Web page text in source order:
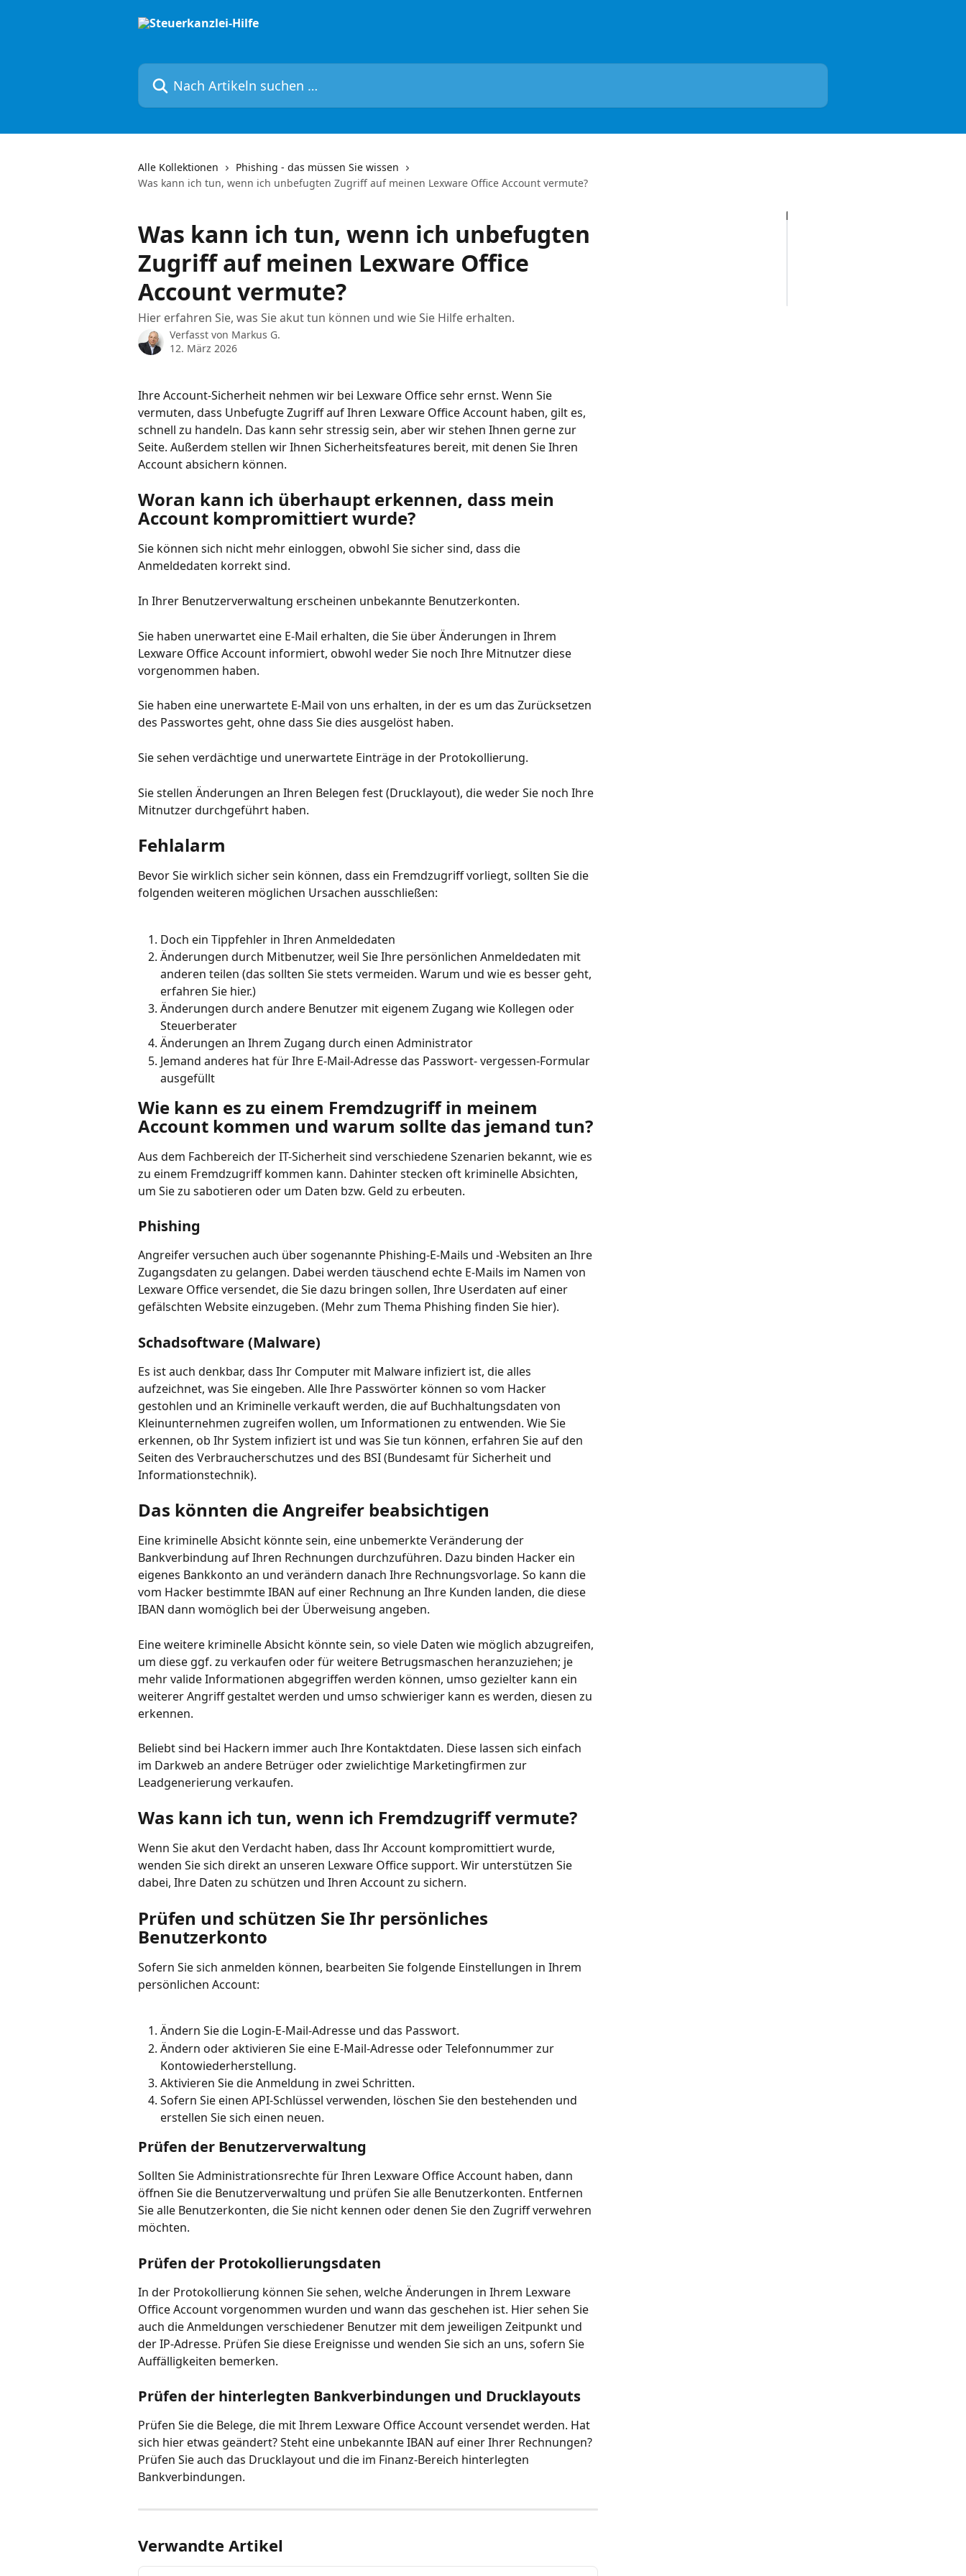
Nach Artikeln suchen …
Alle Kollektionen
Phishing - das müssen Sie wissen
Was kann ich tun, wenn ich unbefugten Zugriff auf meinen Lexware Office Account vermute?
Was kann ich tun, wenn ich unbefugten
Zugriff auf meinen Lexware Office
Account vermute?
Hier erfahren Sie, was Sie akut tun können und wie Sie Hilfe erhalten.
Verfasst von Markus G.
12. März 2026
Ihre Account-Sicherheit nehmen wir bei Lexware Office sehr ernst. Wenn Sie
vermuten, dass Unbefugte Zugriff auf Ihren Lexware Office Account haben, gilt es,
schnell zu handeln. Das kann sehr stressig sein, aber wir stehen Ihnen gerne zur
Seite. Außerdem stellen wir Ihnen Sicherheitsfeatures bereit, mit denen Sie Ihren
Account absichern können.
Woran kann ich überhaupt erkennen, dass mein
Account kompromittiert wurde?
Sie können sich nicht mehr einloggen, obwohl Sie sicher sind, dass die
Anmeldedaten korrekt sind.
In Ihrer Benutzerverwaltung erscheinen unbekannte Benutzerkonten.
Sie haben unerwartet eine E-Mail erhalten, die Sie über Änderungen in Ihrem
Lexware Office Account informiert, obwohl weder Sie noch Ihre Mitnutzer diese
vorgenommen haben.
Sie haben eine unerwartete E-Mail von uns erhalten, in der es um das Zurücksetzen
des Passwortes geht, ohne dass Sie dies ausgelöst haben.
Sie sehen verdächtige und unerwartete Einträge in der Protokollierung.
Sie stellen Änderungen an Ihren Belegen fest (Drucklayout), die weder Sie noch Ihre
Mitnutzer durchgeführt haben.
Fehlalarm
Bevor Sie wirklich sicher sein können, dass ein Fremdzugriff vorliegt, sollten Sie die
folgenden weiteren möglichen Ursachen ausschließen:
Doch ein Tippfehler in Ihren Anmeldedaten
Änderungen durch Mitbenutzer, weil Sie Ihre persönlichen Anmeldedaten mit
anderen teilen (das sollten Sie stets vermeiden. Warum und wie es besser geht,
erfahren Sie hier.)
Änderungen durch andere Benutzer mit eigenem Zugang wie Kollegen oder
Steuerberater
Änderungen an Ihrem Zugang durch einen Administrator
Jemand anderes hat für Ihre E-Mail-Adresse das Passwort- vergessen-Formular
ausgefüllt
Wie kann es zu einem Fremdzugriff in meinem
Account kommen und warum sollte das jemand tun?
Aus dem Fachbereich der IT-Sicherheit sind verschiedene Szenarien bekannt, wie es
zu einem Fremdzugriff kommen kann. Dahinter stecken oft kriminelle Absichten,
um Sie zu sabotieren oder um Daten bzw. Geld zu erbeuten.
Phishing
Angreifer versuchen auch über sogenannte Phishing-E-Mails und -Websiten an Ihre
Zugangsdaten zu gelangen. Dabei werden täuschend echte E-Mails im Namen von
Lexware Office versendet, die Sie dazu bringen sollen, Ihre Userdaten auf einer
gefälschten Website einzugeben. (Mehr zum Thema Phishing finden Sie hier).
Schadsoftware (Malware)
Es ist auch denkbar, dass Ihr Computer mit Malware infiziert ist, die alles
aufzeichnet, was Sie eingeben. Alle Ihre Passwörter können so vom Hacker
gestohlen und an Kriminelle verkauft werden, die auf Buchhaltungsdaten von
Kleinunternehmen zugreifen wollen, um Informationen zu entwenden. Wie Sie
erkennen, ob Ihr System infiziert ist und was Sie tun können, erfahren Sie auf den
Seiten des Verbraucherschutzes und des BSI (Bundesamt für Sicherheit und
Informationstechnik).
Das könnten die Angreifer beabsichtigen
Eine kriminelle Absicht könnte sein, eine unbemerkte Veränderung der
Bankverbindung auf Ihren Rechnungen durchzuführen. Dazu binden Hacker ein
eigenes Bankkonto an und verändern danach Ihre Rechnungsvorlage. So kann die
vom Hacker bestimmte IBAN auf einer Rechnung an Ihre Kunden landen, die diese
IBAN dann womöglich bei der Überweisung angeben.
Eine weitere kriminelle Absicht könnte sein, so viele Daten wie möglich abzugreifen,
um diese ggf. zu verkaufen oder für weitere Betrugsmaschen heranzuziehen; je
mehr valide Informationen abgegriffen werden können, umso gezielter kann ein
weiterer Angriff gestaltet werden und umso schwieriger kann es werden, diesen zu
erkennen.
Beliebt sind bei Hackern immer auch Ihre Kontaktdaten. Diese lassen sich einfach
im Darkweb an andere Betrüger oder zwielichtige Marketingfirmen zur
Leadgenerierung verkaufen.
Was kann ich tun, wenn ich Fremdzugriff vermute?
Wenn Sie akut den Verdacht haben, dass Ihr Account kompromittiert wurde,
wenden Sie sich direkt an unseren Lexware Office support. Wir unterstützen Sie
dabei, Ihre Daten zu schützen und Ihren Account zu sichern.
Prüfen und schützen Sie Ihr persönliches
Benutzerkonto
Sofern Sie sich anmelden können, bearbeiten Sie folgende Einstellungen in Ihrem
persönlichen Account:
Ändern Sie die Login-E-Mail-Adresse und das Passwort.
Ändern oder aktivieren Sie eine E-Mail-Adresse oder Telefonnummer zur
Kontowiederherstellung.
Aktivieren Sie die Anmeldung in zwei Schritten.
Sofern Sie einen API-Schlüssel verwenden, löschen Sie den bestehenden und
erstellen Sie sich einen neuen.
Prüfen der Benutzerverwaltung
Sollten Sie Administrationsrechte für Ihren Lexware Office Account haben, dann
öffnen Sie die Benutzerverwaltung und prüfen Sie alle Benutzerkonten. Entfernen
Sie alle Benutzerkonten, die Sie nicht kennen oder denen Sie den Zugriff verwehren
möchten.
Prüfen der Protokollierungsdaten
In der Protokollierung können Sie sehen, welche Änderungen in Ihrem Lexware
Office Account vorgenommen wurden und wann das geschehen ist. Hier sehen Sie
auch die Anmeldungen verschiedener Benutzer mit dem jeweiligen Zeitpunkt und
der IP-Adresse. Prüfen Sie diese Ereignisse und wenden Sie sich an uns, sofern Sie
Auffälligkeiten bemerken.
Prüfen der hinterlegten Bankverbindungen und Drucklayouts
Prüfen Sie die Belege, die mit Ihrem Lexware Office Account versendet werden. Hat
sich hier etwas geändert? Steht eine unbekannte IBAN auf einer Ihrer Rechnungen?
Prüfen Sie auch das Drucklayout und die im Finanz-Bereich hinterlegten
Bankverbindungen.
Verwandte Artikel